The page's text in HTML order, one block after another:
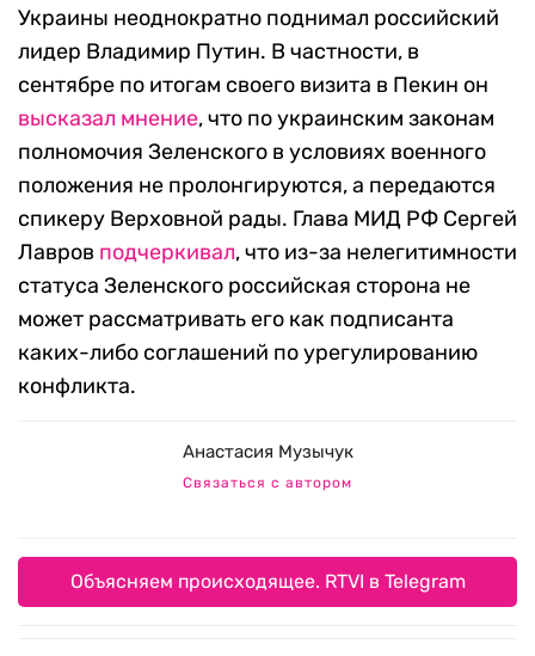
Украины неоднократно поднимал российский
лидер Владимир Путин. В частности, в
сентябре по итогам своего визита в Пекин он
высказал мнение, что по украинским законам
полномочия Зеленского в условиях военного
положения не пролонгируются, а передаются
спикеру Верховной рады. Глава МИД РФ Сергей
Лавров подчеркивал, что из-за нелегитимности
статуса Зеленского российская сторона не
может рассматривать его как подписанта
каких-либо соглашений по урегулированию
конфликта.
Анастасия Музычук
Связаться с автором
Объясняем происходящее. RTVI в Telegram